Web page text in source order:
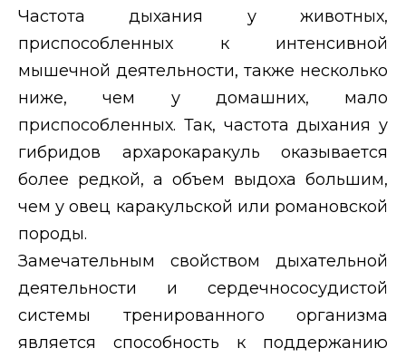
Частота дыхания у животных,
приспособленных к интенсивной
мышечной деятельности, также несколько
ниже, чем у домашних, мало
приспособленных. Так, частота дыхания у
гибридов архарокаракуль оказывается
более редкой, а объем выдоха большим,
чем у овец каракульской или романовской
породы.
Замечательным свойством дыхательной
деятельности и сердечнососудистой
системы тренированного организма
является способность к поддержанию